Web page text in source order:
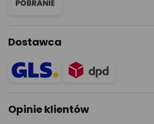
Dostawca
Opinie klientów